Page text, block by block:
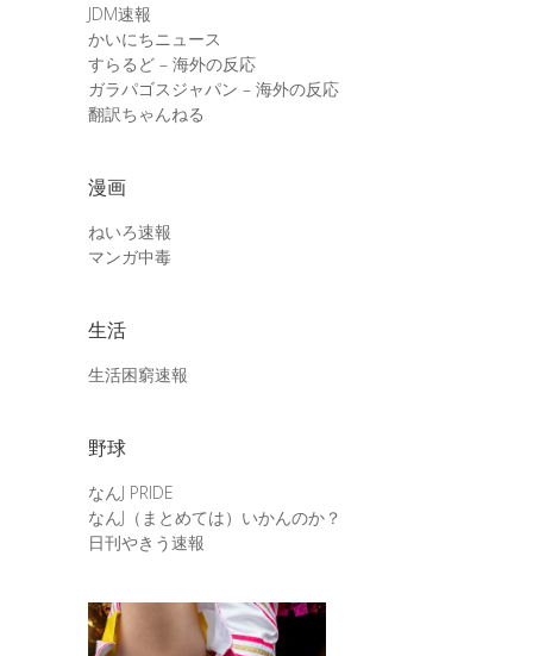
JDM速報
かいにちニュース
すらるど – 海外の反応
ガラパゴスジャパン – 海外の反応
翻訳ちゃんねる
漫画
ねいろ速報
マンガ中毒
生活
生活困窮速報
野球
なんJ PRIDE
なんJ（まとめては）いかんのか？
日刊やきう速報